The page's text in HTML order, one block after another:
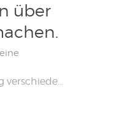
über
Der Raspberry Pi wird häufig für das Selbsthosting verschiedener und vielfältiger Dienste, Blogs, E-Mails und Server empfohlen. Aber wer Webhosting sagt, sagt auch Domainname! In diesem Tutorial erfahren Sie daher, wie Sie einen Domainnamen kaufen und auf unseren Raspberry Pi verweisen, um ihn über das Internet leicht zugänglich zu machen! Was brauchen wir ? Für […]